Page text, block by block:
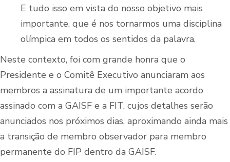
E tudo isso em vista do nosso objetivo mais
importante, que é nos tornarmos uma disciplina
olímpica em todos os sentidos da palavra.
Neste contexto, foi com grande honra que o
Presidente e o Comitê Executivo anunciaram aos
membros a assinatura de um importante acordo
assinado com a GAISF e a FIT, cujos detalhes serão
anunciados nos próximos dias, aproximando ainda mais
a transição de membro observador para membro
permanente do FIP dentro da GAISF.